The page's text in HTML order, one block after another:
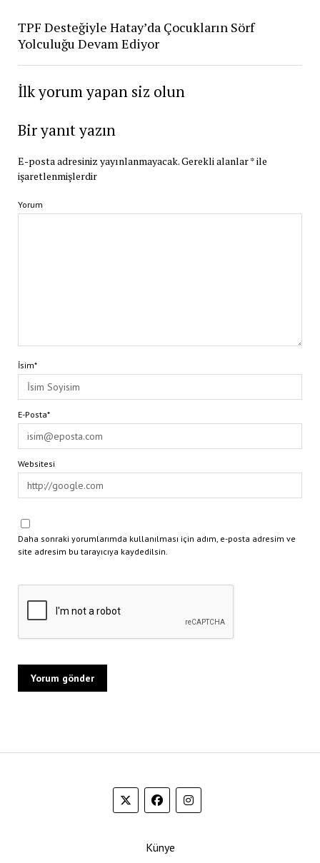
TPF Desteğiyle Hatay’da Çocukların Sörf
Yolculuğu Devam Ediyor
İlk yorum yapan siz olun
Bir yanıt yazın
E-posta adresiniz yayınlanmayacak.Gerekli alanlar*ile
işaretlenmişlerdir
Yorum
İsim*
E-Posta*
Websitesi
Daha sonraki yorumlarımda kullanılması için adım, e-posta adresim ve
site adresim bu tarayıcıya kaydedilsin.
Künye